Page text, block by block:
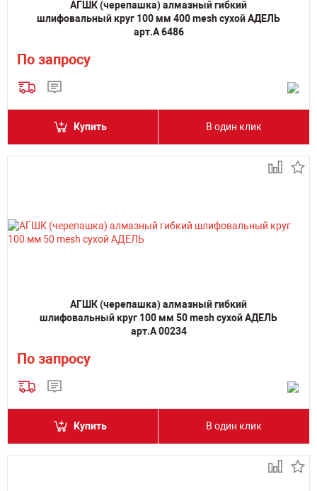
АГШК (черепашка) алмазный гибкий
шлифовальный круг 100 мм 400 mesh сухой АДЕЛЬ
арт.А 6486
По запросу
Купить В один клик
АГШК (черепашка) алмазный гибкий
шлифовальный круг 100 мм 50 mesh сухой АДЕЛЬ
арт.А 00234
По запросу
Купить В один клик